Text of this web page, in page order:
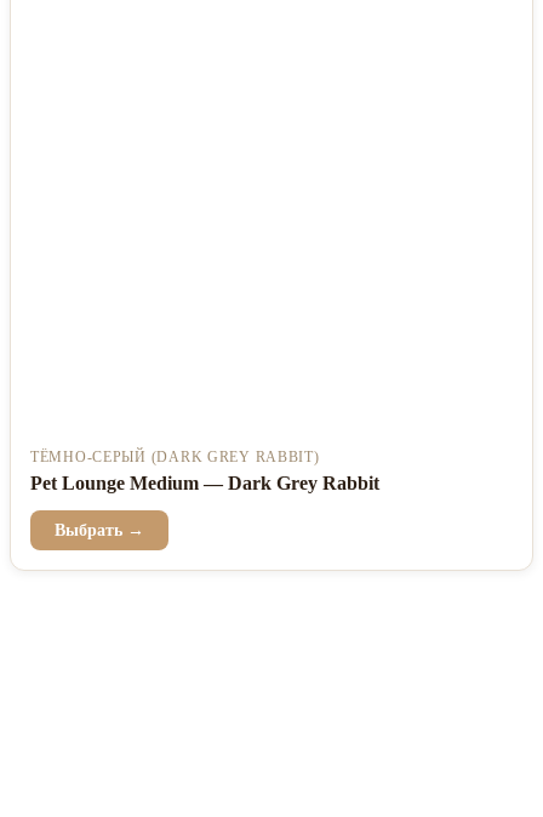
ТЁМНО-СЕРЫЙ (DARK GREY RABBIT)
Pet Lounge Medium — Dark Grey Rabbit
Выбрать →